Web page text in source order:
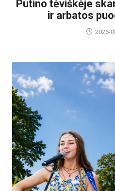
Putino tėviškėje
ir arbatos
2026-